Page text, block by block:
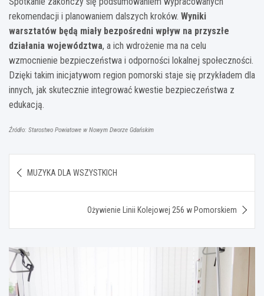
rekomendacji i planowaniem dalszych kroków. Wyniki
warsztatów będą miały bezpośredni wpływ na przyszłe
działania województwa, a ich wdrożenie ma na celu
wzmocnienie bezpieczeństwa i odporności lokalnej społeczności.
Dzięki takim inicjatywom region pomorski staje się przykładem dla
innych, jak skutecznie integrować kwestie bezpieczeństwa z
edukacją.
Źródło: Starostwo Powiatowe w Nowym Dworze Gdańskim
wpisu
MUZYKA DLA WSZYSTKICH
Ożywienie Linii Kolejowej 256 w Pomorskiem